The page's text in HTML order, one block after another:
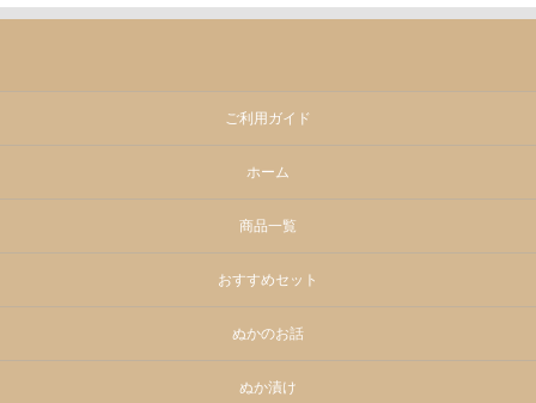
ご利用ガイド
ホーム
商品一覧
おすすめセット
ぬかのお話
ぬか漬け